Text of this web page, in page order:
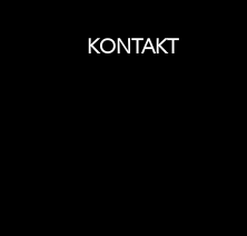
KONTAKT